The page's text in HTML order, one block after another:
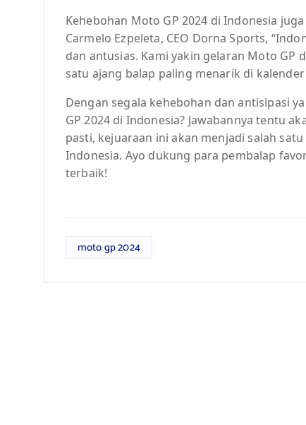
Kehebohan Moto GP 2024 di Indonesia
Carmelo Ezpeleta, CEO Dorna Sports,
dan antusias. Kami yakin gelaran Moto GP
satu ajang balap paling menarik di kalender
Dengan segala kehebohan dan antisipasi
GP 2024 di Indonesia? Jawabannya tentu
pasti, kejuaraan ini akan menjadi salah
Indonesia. Ayo dukung para pembalap
terbaik!
moto gp 2024